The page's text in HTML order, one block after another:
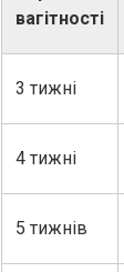
вагітності
3 тижні
4 тижні
5 тижнів